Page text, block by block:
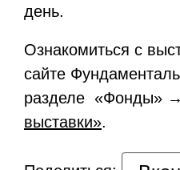
день.
Ознакомиться с
сайте
разделе «Фонды» →
выставки».